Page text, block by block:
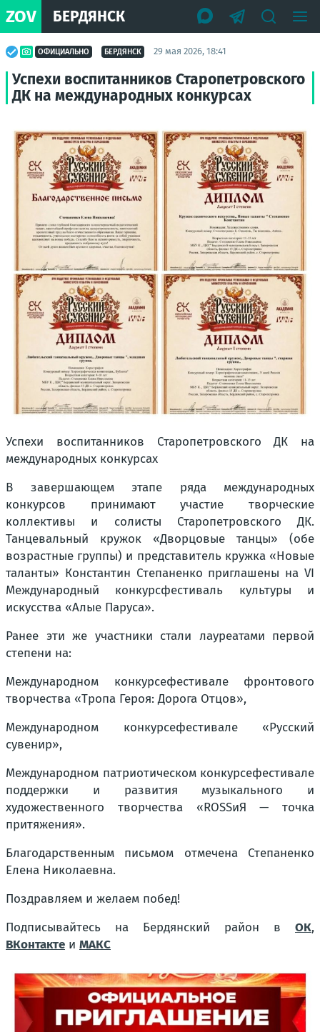
ZOV БЕРДЯНСК
ОФИЦИАЛЬНО БЕРДЯНСК 29 мая 2026, 18:41
Успехи воспитанников Старопетровского
ДК на международных конкурсах
Успехи воспитанников Старопетровского ДК на
международных конкурсах
В завершающем этапе ряда международных
конкурсов принимают участие творческие
коллективы и солисты Старопетровского ДК.
Танцевальный кружок «Дворцовые танцы» (обе
возрастные группы) и представитель кружка «Новые
таланты» Константин Степаненко приглашены на VI
Международный конкурсфестиваль культуры и
искусства «Алые Паруса».
Ранее эти же участники стали лауреатами первой
степени на:
Международном конкурсефестивале фронтового
творчества «Тропа Героя: Дорога Отцов»,
Международном конкурсефестивале «Русский
сувенир»,
Международном патриотическом конкурсефестивале
поддержки и развития музыкального и
художественного творчества «ROSSиЯ — точка
притяжения».
Благодарственным письмом отмечена Степаненко
Елена Николаевна.
Поздравляем и желаем побед!
Подписывайтесь на Бердянский район в ОК,
ВКонтакте и МАКС